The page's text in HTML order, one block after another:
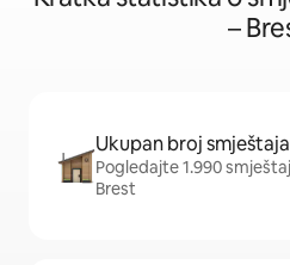
–
Ukupan broj
Pogledajte 1.990
Brest